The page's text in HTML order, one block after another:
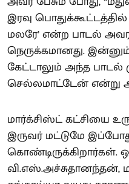
இரவு
மலரே’ என்ற பாடல்
நெருக்கமானது.
கேட்டாலும் அந்த பாடல்
செல்லமாட்டேன் என்று
மார்க்சிஸ்ட் கட்சியை
இருவர் மட்டுமே
கொண்டிருக்கிறார்கள்.